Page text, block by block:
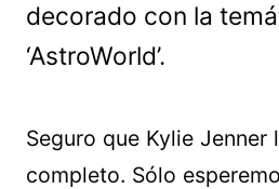
decorado con la
‘AstroWorld’.
Seguro que Kylie Jenner
completo. Sólo